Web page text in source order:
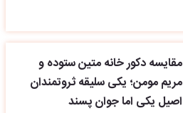
مقایسه دکور خانه متین ستوده و
مریم مومن؛ یکی سلیقه ثروتمندان
اصیل یکی اما جوان پسند